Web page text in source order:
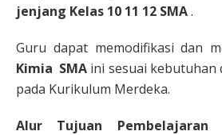
jenjang Kelas 10 11 12 SMA.
Guru dapat memodifikasi dan
Kimia SMA ini sesuai kebutuhan
pada Kurikulum Merdeka.
Alur Tujuan Pembelajaran